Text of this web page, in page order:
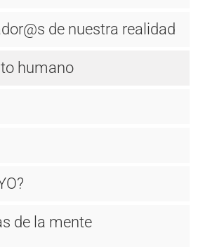
de nuestra realidad
humano
de la mente